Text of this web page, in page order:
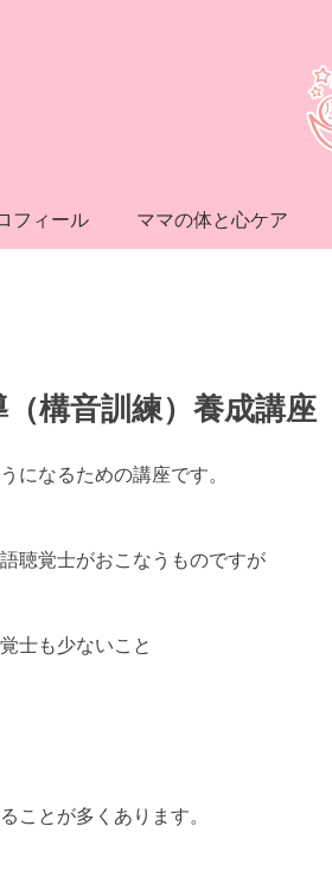
フィール ママの体と心ケア
構音訓練）養成講座
になるための講座です。
聴覚士がおこなうものですが
士も少ないこと
ことが多くあります。